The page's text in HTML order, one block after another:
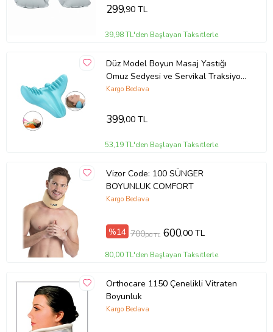
299,90 TL
39,98 TL'den Başlayan Taksitlerle
Düz Model Boyun Masaj Yastığı
Omuz Sedyesi ve Servikal Traksiyon
Cihazı
Kargo Bedava
399,00 TL
53,19 TL'den Başlayan Taksitlerle
Vizor Code: 100 SÜNGER
BOYUNLUK COMFORT
Kargo Bedava
%14 700,00 TL 600,00 TL
80,00 TL'den Başlayan Taksitlerle
Orthocare 1150 Çenelikli Vitraten
Boyunluk
Kargo Bedava